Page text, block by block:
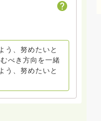
学もそこそこ真面
ういう分野につい
う、努めたいと
べき方向を一緒
う、努めたいと